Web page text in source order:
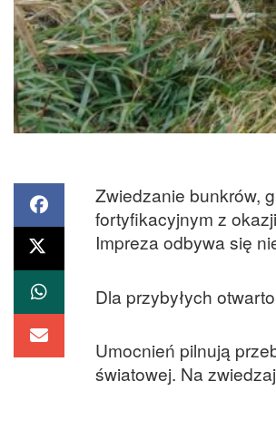
Zwiedzanie bunkrów,
fortyfikacyjnym z
Impreza odbywa się
Dla przybyłych
Umocnień pilnują
światowej. Na